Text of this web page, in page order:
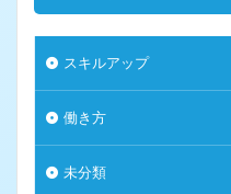
スキルアップ
働き方
未分類